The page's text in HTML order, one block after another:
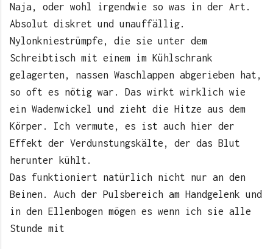
Naja, oder wohl irgendwie so was in der Art.
Absolut diskret und unauffällig.
Nylonkniestrümpfe, die sie unter dem
Schreibtisch mit einem im Kühlschrank
gelagerten, nassen Waschlappen abgerieben hat,
so oft es nötig war. Das wirkt wirklich wie
ein Wadenwickel und zieht die Hitze aus dem
Körper. Ich vermute, es ist auch hier der
Effekt der Verdunstungskälte, der das Blut
herunter kühlt.
Das funktioniert natürlich nicht nur an den
Beinen. Auch der Pulsbereich am Handgelenk und
in den Ellenbogen mögen es wenn ich sie alle
Stunde mit